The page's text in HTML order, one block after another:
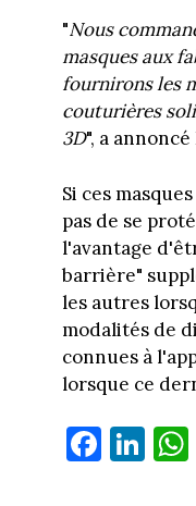
"Nous
masques aux
fournirons les
couturières
3D", a
Si ces
pas de se
l'avantage
barrière"
les autres
modalités de
connues à
lorsque ce
Fa
ce
Li
nk